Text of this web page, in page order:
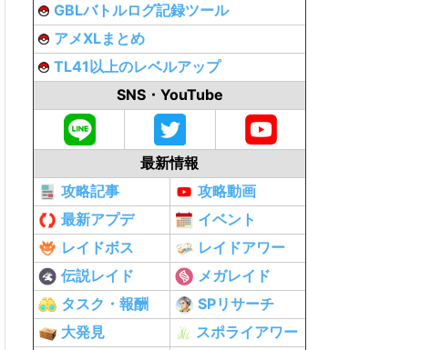
GBLバトルログ記録ツール
アメXLまとめ
TL41以上のレベルアップ
SNS・YouTube
最新情報
攻略記事
攻略動画
最新アプデ
イベント
レイドボス
レイドアワー
伝説レイド
メガレイド
タスク・報酬
SPリサーチ
大発見
スポライアワー